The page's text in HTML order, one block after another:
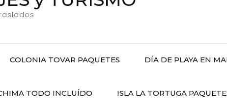
COLONIA TOVAR PAQUETES DÍA DE PLAYA EN
TODO INCLUÍDO ISLA LA TORTUGA